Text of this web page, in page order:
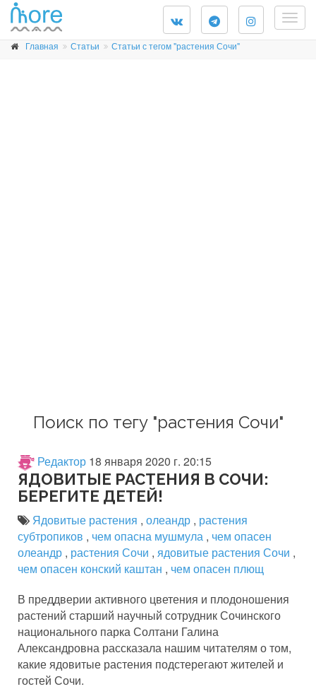
Главная Статьи Статьи с тегом "растения Сочи"
Поиск по тегу "растения Сочи"
Редактор 18 января 2020 г. 20:15
ЯДОВИТЫЕ РАСТЕНИЯ В СОЧИ:
БЕРЕГИТЕ ДЕТЕЙ!
Ядовитые растения , олеандр , растения
субтропиков , чем опасна мушмула , чем опасен
олеандр , растения Сочи , ядовитые растения Сочи ,
чем опасен конский каштан , чем опасен плющ
В преддверии активного цветения и плодоношения
растений старший научный сотрудник Сочинского
национального парка Солтани Галина
Александровна рассказала нашим читателям о том,
какие ядовитые растения подстерегают жителей и
гостей Сочи.